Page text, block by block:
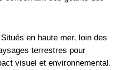
en haute mer, loin des
terrestres pour
visuel et environnemental.